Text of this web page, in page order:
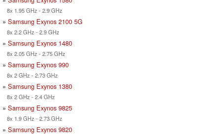
8x 1.95 GHz - 2.9 GHz
» Samsung Exynos 2100 5G
8x 2.2 GHz - 2.9 GHz
» Samsung Exynos 1480
8x 2.05 GHz - 2.75 GHz
» Samsung Exynos 990
8x 2 GHz - 2.73 GHz
» Samsung Exynos 1380
8x 2 GHz - 2.4 GHz
» Samsung Exynos 9825
8x 1.9 GHz - 2.73 GHz
» Samsung Exynos 9820